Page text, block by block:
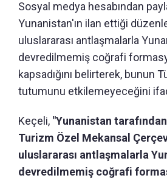
Sosyal medya hesabından
Yunanistan'ın ilan ettiği
uluslararası antlaşmalarla
devredilmemiş coğrafi
kapsadığını belirterek, bunun
tutumunu etkilemeyeceğini
Keçeli, "Yunanistan
Turizm Özel Mekansal
uluslararası antlaşmalarla
devredilmemiş coğrafi